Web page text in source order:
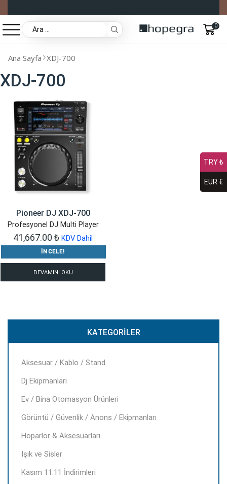
0
Ana Sayfa XDJ-700
XDJ-700
Pioneer DJ XDJ-700
Profesyonel DJ Multi Player
41,667.00 ₺ KDV Dahil
İNCELE!
DEVAMINI OKU
KATEGORILER
Aksesuar / Kablo / Stand
Dj Ekipmanları
Ev / Bina Otomasyon Ürünleri
Görüntü / Güvenlik / Anons / Ekipmanları
Hoparlör & Aksesuarları
Işık ve Sisler
Kasım 11.11 İndirimleri
TRY ₺
EUR €